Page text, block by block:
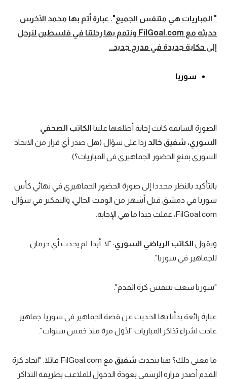
" المباريات هي متنفس الجميع". عبارة أتم بها محمد الأخرس
حديثه مع FilGoal.com ونتمم بها رحلتنا في فلسطين لنرحل
إلى حكاية جديدة في مدرج جديد..
سوريا
الصورة السابقة كانت إجابة أطلعها علينا الكاتب الصحفي
السوري، شفيق خالد ردا على سؤال (هل صدر أي قرار من الاتحاد
السوري بمنع الحضور الجماهيري في المباريات؟).
بالتأكيد بالنظر مجددا إلى صورة الحضور الجماهيري في نهائي كأس
سوريا في دمشق قبل أشهر من الوقت الحالي، والتفكير في سؤال
FilGoal.com، عملت جيدا ما هي الإجابة.
ويقول الكاتب الرياضي السوري: "لا. أبدا. لم يحدث أي حرمان
للجماهير في سوريا".
"سوريا شعب يتنفس كرة القدم".
عبارة رائعة بدأنا بها الحديث عن قصة الجماهير في سوريا. جماهير
عادت لشراء تذاكر المباريات "لأول مرة منذ خمس سنوات".
ما معنى ذلك؟ هنا يتحدث شفيق
مع FilGoal.com قائلا: "اتحاد كرة
القدم أصدر قراره الرسمي بعودة الدخول للملاعب بطريقة التذاكر